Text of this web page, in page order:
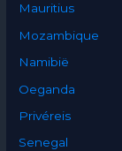
Mauritius
Mozambique
Namibië
Oeganda
Privéreis
Senegal